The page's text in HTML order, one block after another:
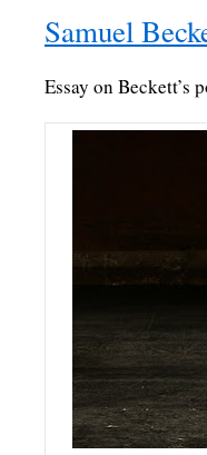
Samuel
Essay on Beckett’s